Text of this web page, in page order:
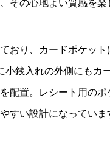
その心地よい質感を楽
おり、カードポケット
小銭入れの外側にもカ
配置。レシート用のポ
すい設計になっていま